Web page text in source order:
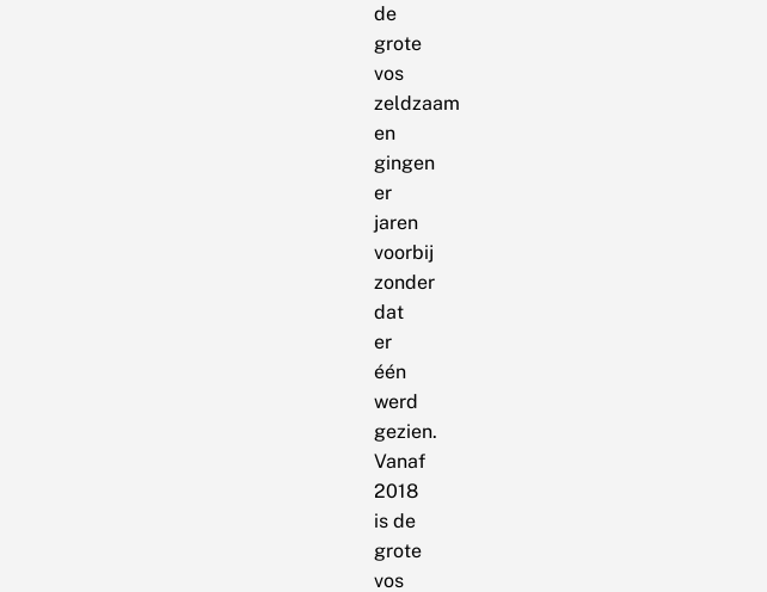
de
grote
vos
zeldzaam
en
gingen
er
jaren
voorbij
zonder
dat
er
één
werd
gezien.
Vanaf
2018
is de
grote
vos